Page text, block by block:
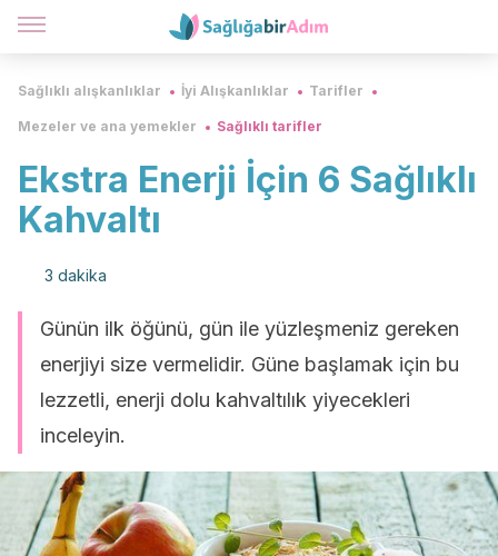
Sağlıklı alışkanlıklar İyi Alışkanlıklar Tarifler
Mezeler ve ana yemekler Sağlıklı tarifler
Ekstra Enerji İçin 6 Sağlıklı
Kahvaltı
3 dakika
Günün ilk öğünü, gün ile yüzleşmeniz gereken
enerjiyi size vermelidir. Güne başlamak için bu
lezzetli, enerji dolu kahvaltılık yiyecekleri
inceleyin.